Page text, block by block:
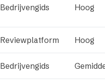
Bedrijvengids Hoog
Reviewplatform Hoog
Bedrijvengids